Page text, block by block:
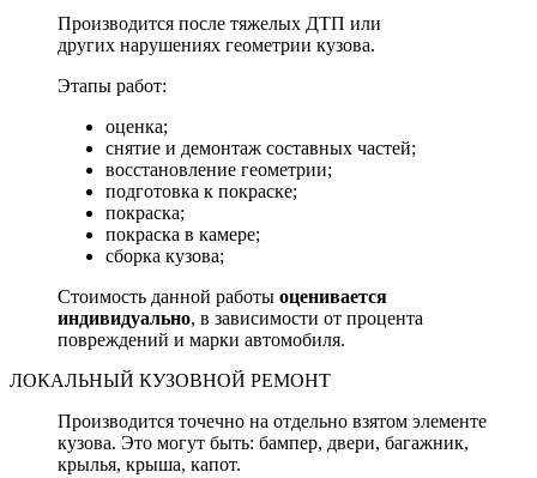
Производится после тяжелых ДТП или
других нарушениях геометрии кузова.
Этапы работ:
оценка;
снятие и демонтаж составных частей;
восстановление геометрии;
подготовка к покраске;
покраска;
покраска в камере;
сборка кузова;
Стоимость данной работы оценивается
индивидуально, в зависимости от процента
повреждений и марки автомобиля.
ЛОКАЛЬНЫЙ КУЗОВНОЙ РЕМОНТ
Производится точечно на отдельно взятом элементе
кузова. Это могут быть: бампер, двери, багажник,
крылья, крыша, капот.